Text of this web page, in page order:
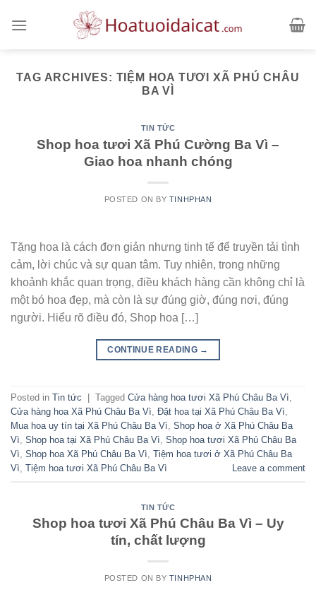
TAG ARCHIVES: TIỆM HOA TƯƠI XÃ PHÚ CHÂU
BA VÌ
TIN TỨC
Shop hoa tươi Xã Phú Cường Ba Vì –
Giao hoa nhanh chóng
POSTED ON BY TINHPHAN
Tặng hoa là cách đơn giản nhưng tinh tế để truyền tải tình
cảm, lời chúc và sự quan tâm. Tuy nhiên, trong những
khoảnh khắc quan trọng, điều khách hàng cần không chỉ là
một bó hoa đẹp, mà còn là sự đúng giờ, đúng nơi, đúng
người. Hiểu rõ điều đó, Shop hoa […]
CONTINUE READING →
Posted in Tin tức Tagged Cửa hàng hoa tươi Xã Phú Châu Ba Vì
Cửa hàng hoa Xã Phú Châu Ba Vì Đặt hoa tại Xã Phú Châu Ba Vì
Mua hoa uy tín tại Xã Phú Châu Ba Vì Shop hoa ở Xã Phú Châu Ba
Vì Shop hoa tại Xã Phú Châu Ba Vì Shop hoa tươi Xã Phú Châu Ba
Vì Shop hoa Xã Phú Châu Ba Vì Tiệm hoa tươi ở Xã Phú Châu Ba
Vì Tiệm hoa tươi Xã Phú Châu Ba Vì Leave a comment
TIN TỨC
Shop hoa tươi Xã Phú Châu Ba Vì – Uy
tín, chất lượng
POSTED ON BY TINHPHAN